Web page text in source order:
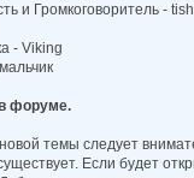
и Громкоговоритель -
- Viking
форуме.
темы следует
Если будет